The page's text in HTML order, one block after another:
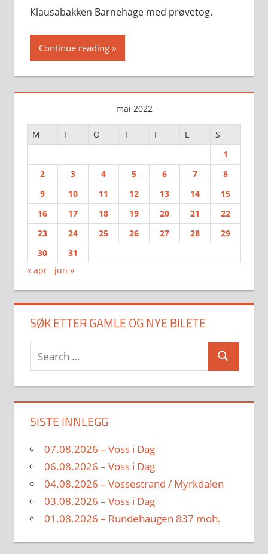
Klausabakken Barnehage med prøvetog.
Continue reading
mai 2022
M T O T F L
S
1
2
3 4 5 6 7
8
9
10 11 12 13 14
15
16
17 18 19 20 21
22
23
24 25 26 27 28
29
30
31
« apr
jun »
SØK ETTER GAMLE OG NYE BILETE
Search
for:
Search
SISTE INNLEGG
07.08.2026 – Voss i Dag
06.08.2026 – Voss i Dag
04.08.2026 – Vossestrand / Myrkdalen
03.08.2026 – Voss i Dag
01.08.2026 – Rundehaugen 837 moh.